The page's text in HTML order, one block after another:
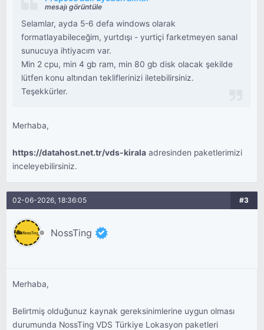
mesajı görüntüle
Selamlar, ayda 5-6 defa windows olarak
formatlayabileceğim, yurtdışı - yurtiçi farketmeyen sanal
sunucuya ihtiyacım var.
Min 2 cpu, min 4 gb ram, min 80 gb disk olacak şekilde
lütfen konu altından tekliflerinizi iletebilirsiniz.
Teşekkürler.
Merhaba,
https://datahost.net.tr/vds-kirala adresinden paketlerimizi
inceleyebilirsiniz.
02-06-2026, 18:36:05 #3
NossTing
Merhaba,
Belirtmiş olduğunuz kaynak gereksinimlerine uygun olması
durumunda NossTing VDS Türkiye Lokasyon paketleri